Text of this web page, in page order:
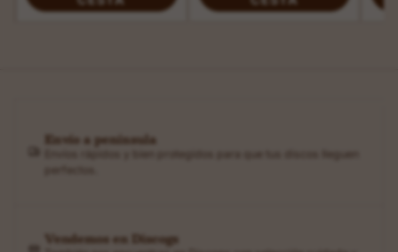
Envío a península
Vendemos en Discogs